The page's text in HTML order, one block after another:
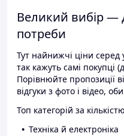
Великий вибір —
потреби
Тут найнижчі ціни серед
так кажуть самі покупці
Порівнюйте пропозиції
відгуки з фото і відео,
Топ категорій за
Техніка й електроніка